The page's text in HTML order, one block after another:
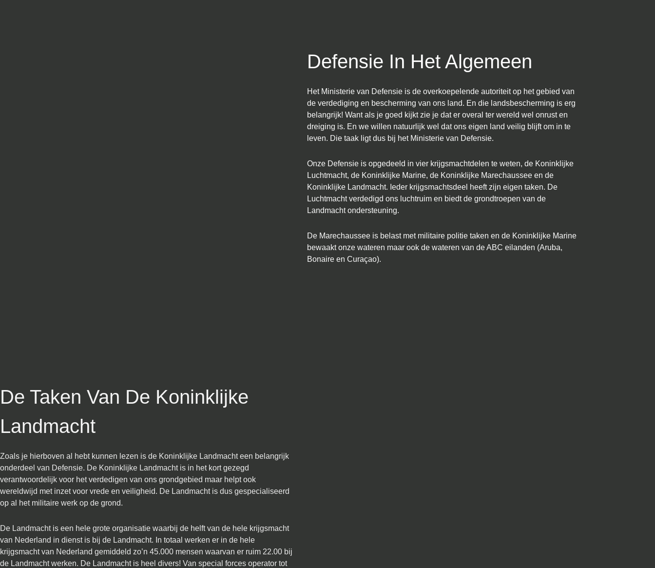
Defensie In Het Algemeen
Het Ministerie van Defensie is de overkoepelende autoriteit op het gebied van
de verdediging en bescherming van ons land. En die landsbescherming is erg
belangrijk! Want als je goed kijkt zie je dat er overal ter wereld wel onrust en
dreiging is. En we willen natuurlijk wel dat ons eigen land veilig blijft om in te
leven. Die taak ligt dus bij het Ministerie van Defensie.
Onze Defensie is opgedeeld in vier krijgsmachtdelen te weten, de Koninklijke
Luchtmacht, de Koninklijke Marine, de Koninklijke Marechaussee en de
Koninklijke Landmacht. Ieder krijgsmachtsdeel heeft zijn eigen taken. De
Luchtmacht verdedigd ons luchtruim en biedt de grondtroepen van de
Landmacht ondersteuning.
De Marechaussee is belast met militaire politie taken en de Koninklijke Marine
bewaakt onze wateren maar ook de wateren van de ABC eilanden (Aruba,
Bonaire en Curaçao).
De Taken Van De Koninklijke
Landmacht
Zoals je hierboven al hebt kunnen lezen is de Koninklijke Landmacht een belangrijk
onderdeel van Defensie. De Koninklijke Landmacht is in het kort gezegd
verantwoordelijk voor het verdedigen van ons grondgebied maar helpt ook
wereldwijd met inzet voor vrede en veiligheid. De Landmacht is dus gespecialiseerd
op al het militaire werk op de grond.
De Landmacht is een hele grote organisatie waarbij de helft van de hele krijgsmacht
van Nederland in dienst is bij de Landmacht. In totaal werken er in de hele
krijgsmacht van Nederland gemiddeld zo’n 45.000 mensen waarvan er ruim 22.00 bij
de Landmacht werken. De Landmacht is heel divers! Van special forces operator tot